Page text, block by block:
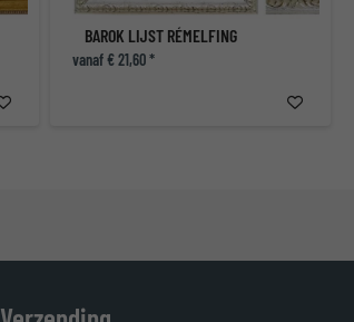
BAROK LIJST RÉMELFING
vanaf € 21,60 *